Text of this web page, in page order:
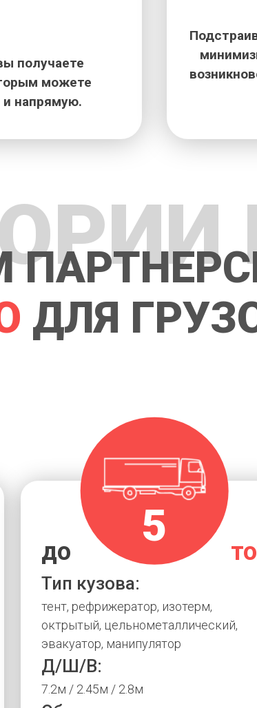
получаете
можете
и напрямую.
ДЛЯ
5
до
Тип кузова:
тент, рефрижератор, изотерм,
октрытый, цельнометаллический,
эвакуатор, манипулятор
Д/Ш/В:
7.2м / 2.45м / 2.8м